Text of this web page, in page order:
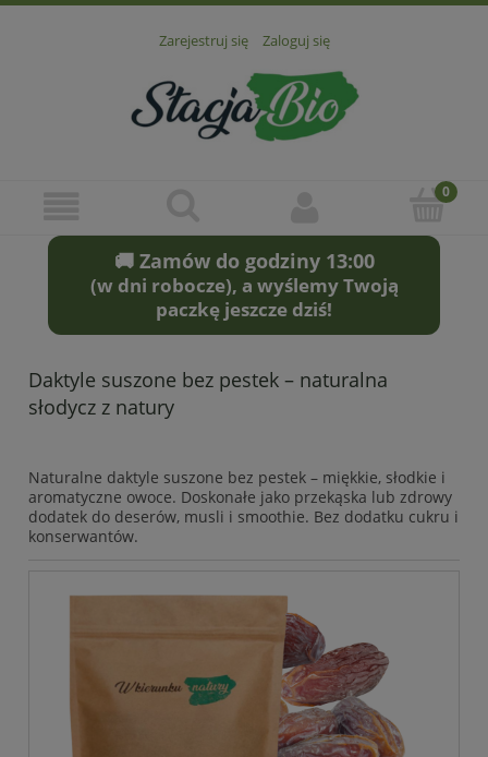
Zarejestruj się Zaloguj się
🚚 Zamów do godziny 13:00
(w dni robocze), a wyślemy Twoją
paczkę jeszcze dziś!
Daktyle suszone bez pestek – naturalna
słodycz z natury
Naturalne daktyle suszone bez pestek – miękkie, słodkie i
aromatyczne owoce. Doskonałe jako przekąska lub zdrowy
dodatek do deserów, musli i smoothie. Bez dodatku cukru i
konserwantów.